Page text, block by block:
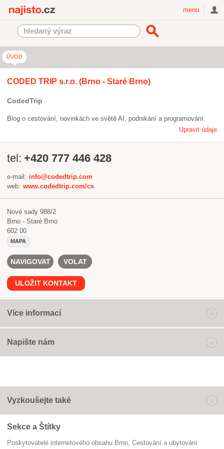
menu
ÚVOD
CODED TRIP s.r.o. (Brno - Staré Brno)
CodedTrip
Blog o cestování, novinkách ve světě AI, podnikání a programování.
Upravit údaje
tel: +420 777 446 428
e-mail: info@codedtrip.com
web: www.codedtrip.com/cs
Nové sady 988/2
Brno - Staré Brno
602 00
MAPA
NAVIGOVAT VOLAT
ULOŽIT KONTAKT
Více informací
Napište nám
Vyzkoušejte také
Sekce a Štítky
Poskytovatelé internetového obsahu Brno Cestování a ubytování